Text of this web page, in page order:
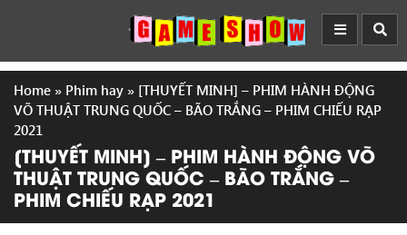
Home » Phim hay » [THUYẾT MINH] – PHIM HÀNH ĐỘNG
VÕ THUẬT TRUNG QUỐC – BÃO TRẮNG – PHIM CHIẾU RẠP
2021
[THUYẾT MINH] – PHIM HÀNH ĐỘNG VÕ
THUẬT TRUNG QUỐC – BÃO TRẮNG –
PHIM CHIẾU RẠP 2021